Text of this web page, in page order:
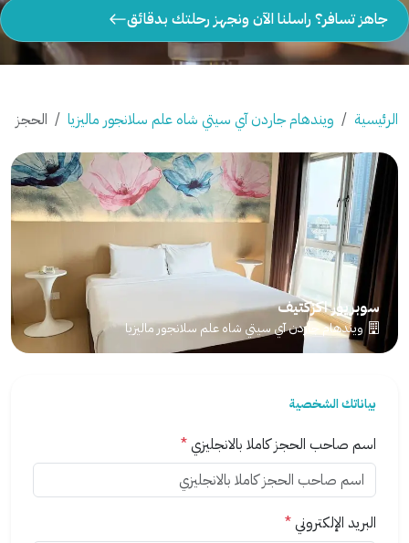
جاهز تسافر؟ راسلنا الآن ونجهز رحلتك بدقائق
الرئيسية ويندهام جاردن آي سيتي شاه علم سلانجور ماليزيا الحجز
سوبريور اكزكتيف
ويندهام جاردن آي سيتي شاه علم سلانجور ماليزيا
بياناتك الشخصية
اسم صاحب الحجز كاملا بالانجليزي*
البريد الإلكتروني*